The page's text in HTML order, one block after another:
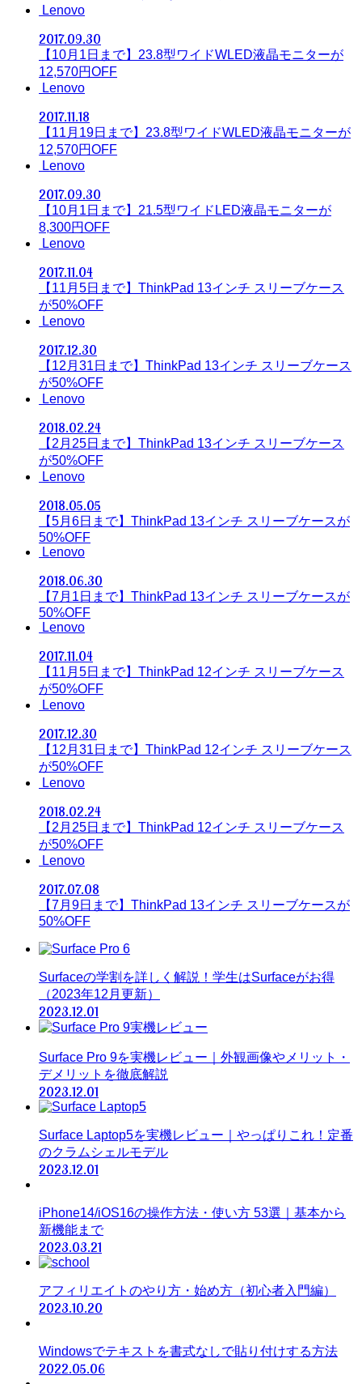
Lenovo
2017.09.30
【10月1日まで】23.8型ワイドWLED液晶モニターが
12,570円OFF
Lenovo
2017.11.18
【11月19日まで】23.8型ワイドWLED液晶モニターが
12,570円OFF
Lenovo
2017.09.30
【10月1日まで】21.5型ワイドLED液晶モニターが
8,300円OFF
Lenovo
2017.11.04
【11月5日まで】ThinkPad 13インチ スリーブケース
が50%OFF
Lenovo
2017.12.30
【12月31日まで】ThinkPad 13インチ スリーブケース
が50%OFF
Lenovo
2018.02.24
【2月25日まで】ThinkPad 13インチ スリーブケース
が50%OFF
Lenovo
2018.05.05
【5月6日まで】ThinkPad 13インチ スリーブケースが
50%OFF
Lenovo
2018.06.30
【7月1日まで】ThinkPad 13インチ スリーブケースが
50%OFF
Lenovo
2017.11.04
【11月5日まで】ThinkPad 12インチ スリーブケース
が50%OFF
Lenovo
2017.12.30
【12月31日まで】ThinkPad 12インチ スリーブケース
が50%OFF
Lenovo
2018.02.24
【2月25日まで】ThinkPad 12インチ スリーブケース
が50%OFF
Lenovo
2017.07.08
【7月9日まで】ThinkPad 13インチ スリーブケースが
50%OFF
Surfaceの学割を詳しく解説！学生はSurfaceがお得
（2023年12月更新）
2023.12.01
Surface Pro 9を実機レビュー｜外観画像やメリット・
デメリットを徹底解説
2023.12.01
Surface Laptop5を実機レビュー｜やっぱりこれ！定番
のクラムシェルモデル
2023.12.01
iPhone14/iOS16の操作方法・使い方 53選｜基本から
新機能まで
2023.03.21
アフィリエイトのやり方・始め方（初心者入門編）
2023.10.20
Windowsでテキストを書式なしで貼り付けする方法
2022.05.06